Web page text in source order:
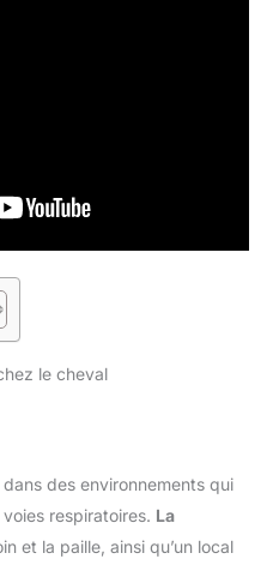
le cheval
des environnements qui
respiratoires. La
et la paille, ainsi qu’un local